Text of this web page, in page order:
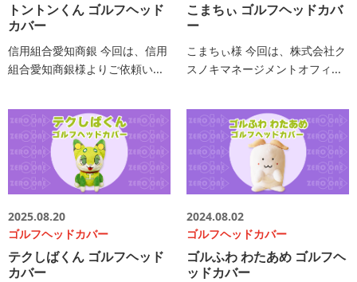
トントンくん ゴルフヘッド
カバー
信用組合愛知商銀 今回は、信用
組合愛知商銀様よりご依頼い...
こまちぃ ゴルフヘッドカバ
ー
こまちぃ様 今回は、株式会社ク
スノキマネージメントオフィ...
2025.08.20
ゴルフヘッドカバー
テクしばくん ゴルフヘッド
カバー
2024.08.02
ゴルフヘッドカバー
ゴルふわ わたあめ ゴルフヘ
ッドカバー